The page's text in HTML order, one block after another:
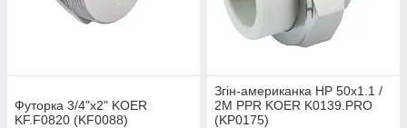
Футорка 3/4"x2" KOER
KF.F0820 (KF0088)
Згін-американка НР 50x1.1 /
2M PPR KOER K0139.PRO
(KP0175)